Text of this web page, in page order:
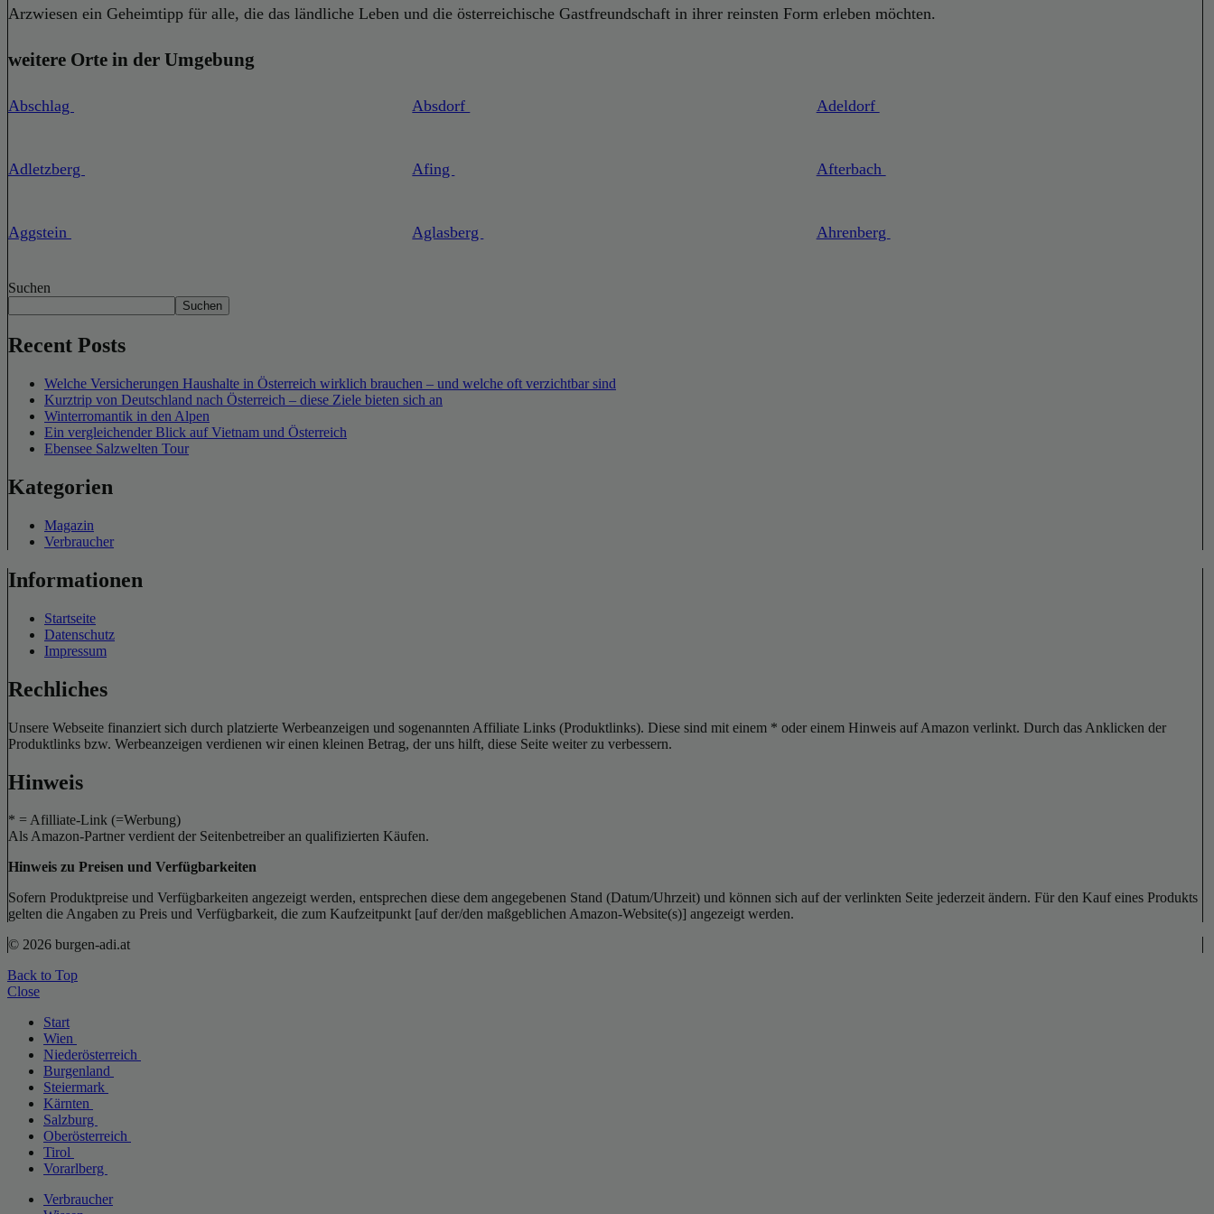
Arzwiesen ein Geheimtipp für alle, die das ländliche Leben und die österreichische Gastfreundschaft in ihrer reinsten Form erleben möchten.
weitere Orte in der Umgebung
Abschlag Absdorf Adeldorf
Adletzberg Afing Afterbach
Aggstein Aglasberg Ahrenberg
Suchen
Suchen
Recent Posts
Welche Versicherungen Haushalte in Österreich wirklich brauchen – und welche oft verzichtbar sind
Kurztrip von Deutschland nach Österreich – diese Ziele bieten sich an
Winterromantik in den Alpen
Ein vergleichender Blick auf Vietnam und Österreich
Ebensee Salzwelten Tour
Kategorien
Magazin
Verbraucher
Informationen
Startseite
Datenschutz
Impressum
Rechliches
Unsere Webseite finanziert sich durch platzierte Werbeanzeigen und sogenannten Affiliate Links (Produktlinks). Diese sind mit einem * oder einem Hinweis auf Amazon verlinkt. Durch das Anklicken der
Produktlinks bzw. Werbeanzeigen verdienen wir einen kleinen Betrag, der uns hilft, diese Seite weiter zu verbessern.
Hinweis
* = Afilliate-Link (=Werbung)
Als Amazon-Partner verdient der Seitenbetreiber an qualifizierten Käufen.
Hinweis zu Preisen und Verfügbarkeiten
Sofern Produktpreise und Verfügbarkeiten angezeigt werden, entsprechen diese dem angegebenen Stand (Datum/Uhrzeit) und können sich auf der verlinkten Seite jederzeit ändern. Für den Kauf eines Produkts
gelten die Angaben zu Preis und Verfügbarkeit, die zum Kaufzeitpunkt [auf der/den maßgeblichen Amazon-Website(s)] angezeigt werden.
© 2026 burgen-adi.at
Back to Top
Close
Start
Wien
Niederösterreich
Burgenland
Steiermark
Kärnten
Salzburg
Oberösterreich
Tirol
Vorarlberg
Verbraucher